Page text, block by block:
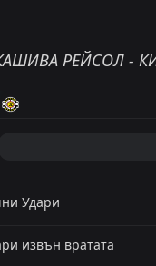
РEЙCOЛ -
Удари
извън вратата